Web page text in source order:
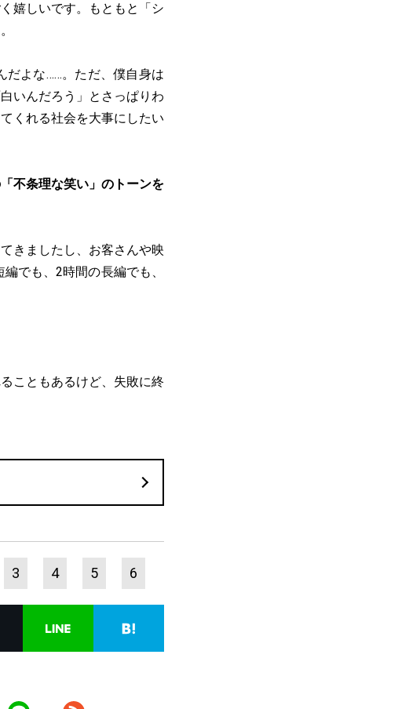
嬉しいです。もともと「シ
だよな……。ただ、僕自身は
いんだろう」とさっぱりわ
くれる社会を大事にしたい
不条理な笑い」のトーンを
きましたし、お客さんや映
でも、2時間の長編でも、
こともあるけど、失敗に終
3 4 5 6